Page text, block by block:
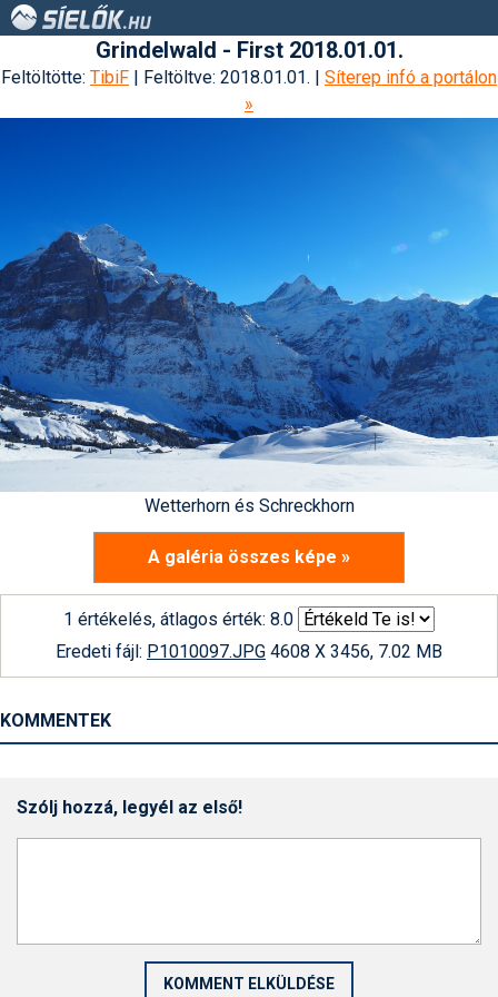
Grindelwald - First 2018.01.01.
Feltöltötte: TibiF | Feltöltve: 2018.01.01. | Síterep infó a portálon
»
Wetterhorn és Schreckhorn
A galéria összes képe »
1 értékelés, átlagos érték: 8.0
Eredeti fájl: P1010097.JPG 4608 X 3456, 7.02 MB
KOMMENTEK
Szólj hozzá, legyél az első!